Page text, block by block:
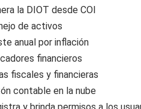
la DIOT desde COI
de activos
anual por inflación
financieros
fiscales y financieras
contable en la nube